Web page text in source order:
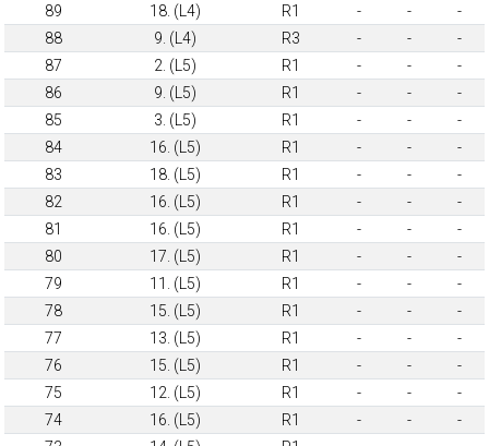
89 18. (L4) R1 - -
-
88
9. (L4) R3 - -
-
87
2. (L5) R1 - -
-
86
9. (L5) R1 - -
-
85
3. (L5) R1 - -
-
84
16. (L5) R1 - -
-
83
18. (L5) R1 - -
-
82
16. (L5) R1 - -
-
81
16. (L5) R1 - -
-
80
17. (L5) R1 - -
-
79
11. (L5) R1 - -
-
78
15. (L5) R1 - -
-
77
13. (L5) R1 - -
-
76
15. (L5) R1 - -
-
75
12. (L5) R1 - -
-
74
16. (L5) R1 - -
-